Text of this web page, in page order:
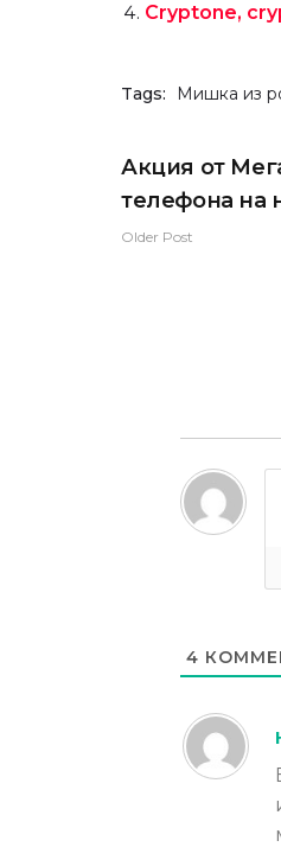
Cryptone,
Tags: Мишка из
Акция от
телефона на
Older Post
4